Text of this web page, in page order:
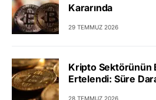
Kararında
29 TEMMUZ 2026
Kripto Sektörünün
Ertelendi: Süre
28 TEMMUZ 2026